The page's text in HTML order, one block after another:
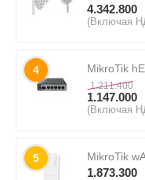
4.342.800
(Включая
4 MikroTik
1.211.400
1.147.000
(Включая
5 MikroTik
1.873.300